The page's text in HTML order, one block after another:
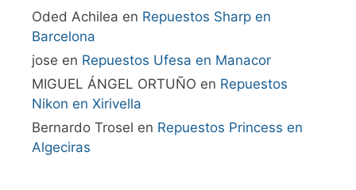
Oded Achilea en Repuestos Sharp en
Barcelona
jose en Repuestos Ufesa en Manacor
MIGUEL ÁNGEL ORTUÑO en Repuestos
Nikon en Xirivella
Bernardo Trosel en Repuestos Princess en
Algeciras